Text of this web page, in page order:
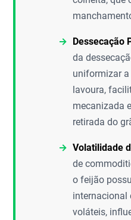
Dessecação
da
uniformizar
lavoura,
mecanizada
retirada do
Volatilidade
de
o feijão
internacional
voláteis,